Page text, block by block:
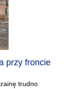
przy froncie
trudno